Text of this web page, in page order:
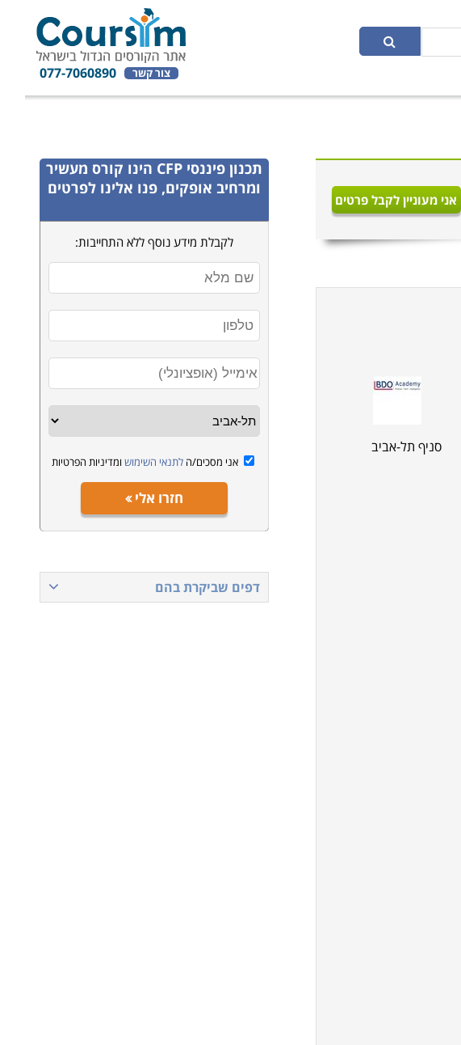
צור קשר 077-7060890
אני מעוניין לקבל פרטים
סניף תל-אביב
תכנון פיננסי CFP
הינו קורס מעשיר
ומרחיב אופקים, פנו אלינו לפרטים
לקבלת מידע נוסף ללא התחייבות:
אני מסכים/הלתנאי השימוש ומדיניות הפרטיות
חזרו אלי
דפים שביקרת בהם